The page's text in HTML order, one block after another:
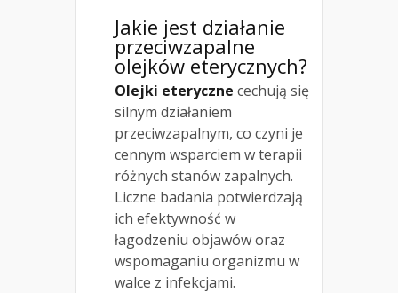
Jakie jest działanie
przeciwzapalne
olejków eterycznych?
Olejki eteryczne cechują się
silnym działaniem
przeciwzapalnym, co czyni je
cennym wsparciem w terapii
różnych stanów zapalnych.
Liczne badania potwierdzają
ich efektywność w
łagodzeniu objawów oraz
wspomaganiu organizmu w
walce z infekcjami.